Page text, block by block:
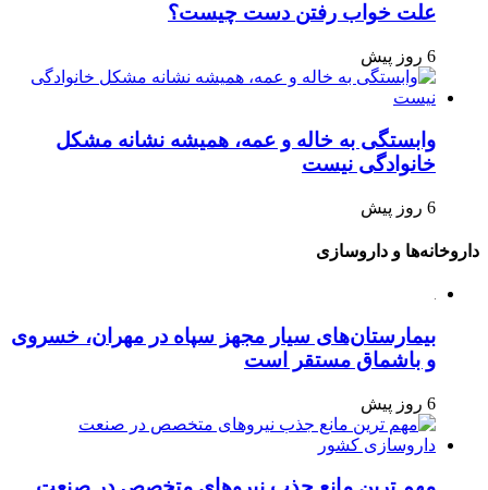
علت خواب رفتن دست چیست؟
6 روز پیش
وابستگی به خاله و عمه، همیشه نشانه مشکل
خانوادگی نیست
6 روز پیش
داروخانه‌ها و داروسازی
بیمارستان‌های سیار مجهز سپاه در مهران، خسروی
و باشماق مستقر است
6 روز پیش